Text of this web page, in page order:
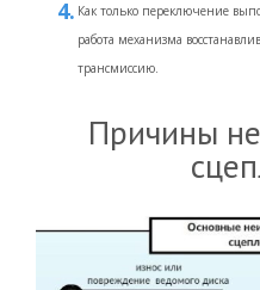
Как только переключение
работа механизма
трансмиссию.
Причины